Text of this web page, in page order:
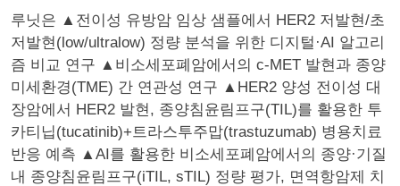
루닛은 ▲전이성 유방암 임상 샘플에서 HER2 저발현/초
저발현(low/ultralow) 정량 분석을 위한 디지털·AI 알고리
즘 비교 연구 ▲비소세포폐암에서의 c-MET 발현과 종양
미세환경(TME) 간 연관성 연구 ▲HER2 양성 전이성 대
장암에서 HER2 발현, 종양침윤림프구(TIL)를 활용한 투
카티닙(tucatinib)+트라스투주맙(trastuzumab) 병용치료
반응 예측 ▲AI를 활용한 비소세포폐암에서의 종양·기질
내 종양침윤림프구(iTIL, sTIL) 정량 평가, 면역항암제 치